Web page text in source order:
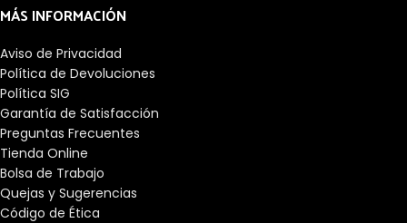
MÁS INFORMACIÓN
Aviso de Privacidad
Política de Devoluciones
Política SIG
Garantía de Satisfacción
Preguntas Frecuentes
Tienda Online
Bolsa de Trabajo
Quejas y Sugerencias
Código de Ética